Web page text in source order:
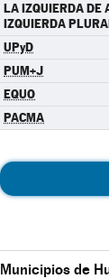
LA IZQUIERDA DE
IZQUIERDA
UPyD
PUM+J
EQUO
PACMA
Municipios de